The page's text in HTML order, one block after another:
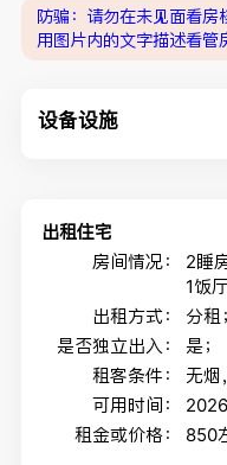
防骗：请勿在未见面看房
用图片内的文字描述看管
设备设施
出租住宅
房间情况：
2睡
1饭厅
出租方式：
分租；
是否独立出入：
是；
租客条件：
无烟
可用时间：
租金或价格：
850